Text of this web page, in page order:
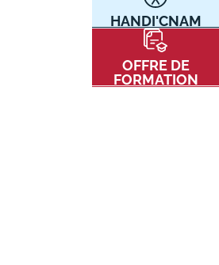
HANDI'CNAM
OFFRE DE
FORMATION